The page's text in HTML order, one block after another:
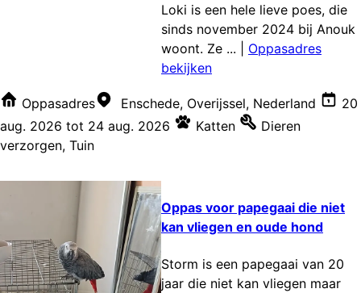
Loki is een hele lieve poes, die
sinds november 2024 bij Anouk
woont. Ze ...
Oppasadres
bekijken
Oppasadres Enschede, Overijssel, Nederland
20
aug. 2026 tot 24 aug. 2026 Katten
Dieren
verzorgen, Tuin
Oppas voor papegaai die niet
kan vliegen en oude hond
Storm is een papegaai van 20
jaar die niet kan vliegen maar